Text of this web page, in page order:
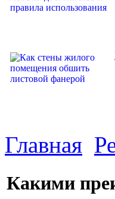
Главная
Какими